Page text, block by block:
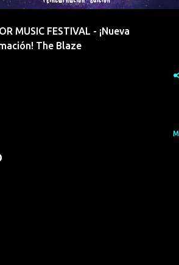
MUSIC FESTIVAL - ¡Nueva
The Blaze